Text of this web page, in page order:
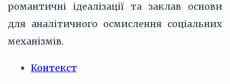
романтичні ідеалізації та заклав основи
для аналітичного осмислення соціальних
механізмів.
Контекст